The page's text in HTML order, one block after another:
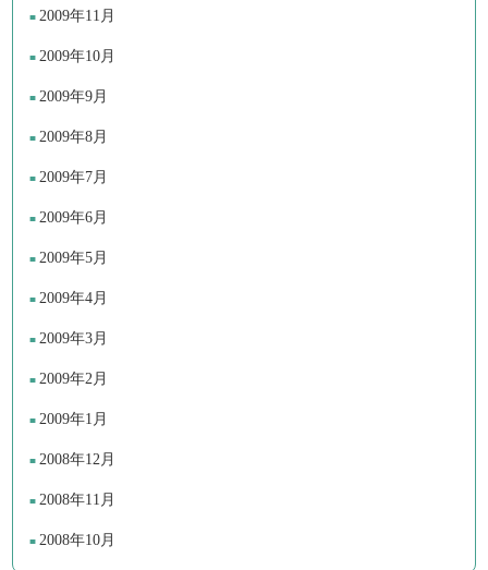
2009年11月
2009年10月
2009年9月
2009年8月
2009年7月
2009年6月
2009年5月
2009年4月
2009年3月
2009年2月
2009年1月
2008年12月
2008年11月
2008年10月